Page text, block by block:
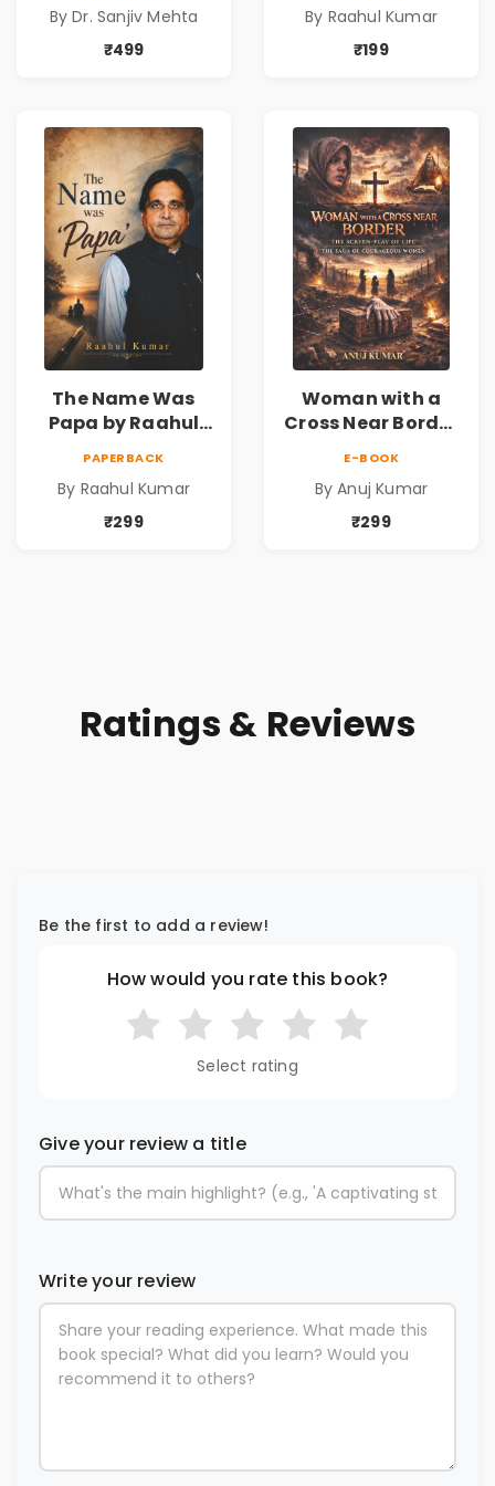
Freedom |
Personal Finance
By Dr. Sanjiv Mehta
₹499
& Family Bonds
By Raahul Kumar
₹199
The Name Was
Papa by Raahul
& Family Bonds
PAPERBACK
By Raahul Kumar
₹299
Woman with a
Cross Near Border
Fiction Novel
E-BOOK
By Anuj Kumar
₹299
Ratings & Reviews
Be the first to add a review!
How would you rate this book?
Select rating
Give your review a title
Write your review